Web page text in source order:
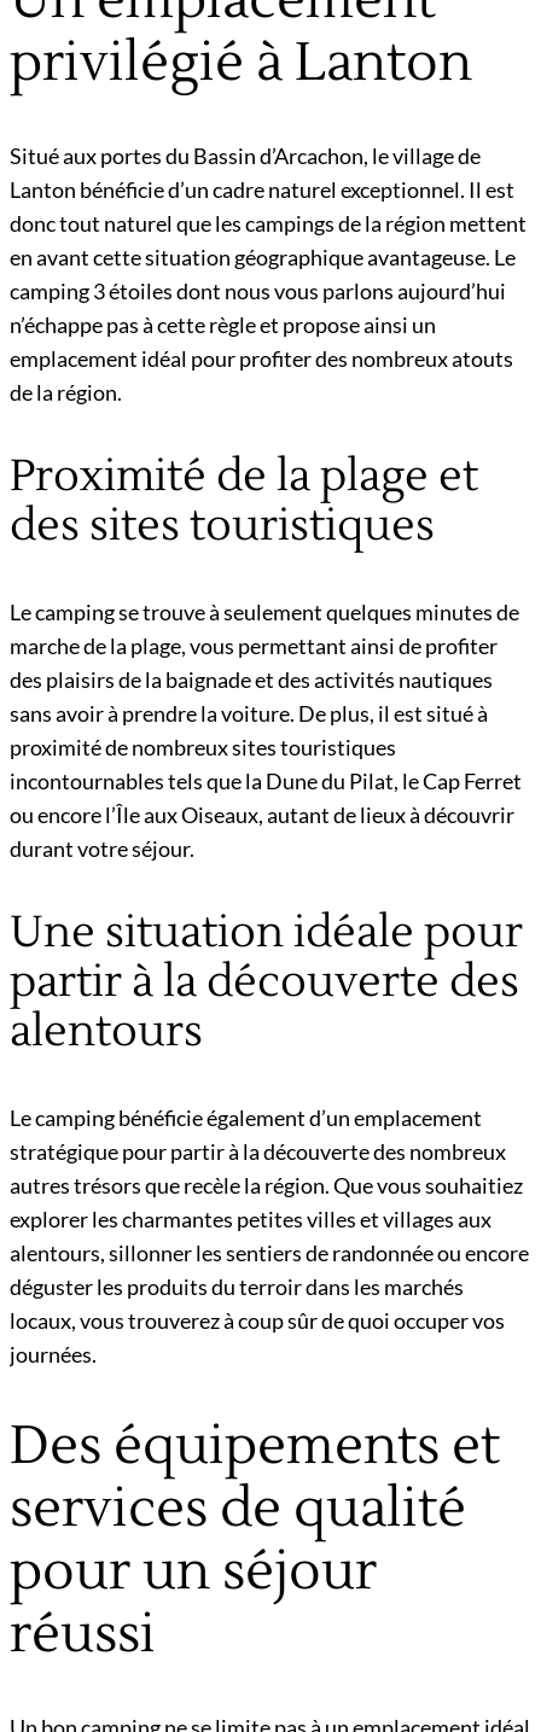
privilégié à Lanton
Situé aux portes du Bassin d’Arcachon, le village de
Lanton bénéficie d’un cadre naturel exceptionnel. Il est
donc tout naturel que les campings de la région mettent
en avant cette situation géographique avantageuse. Le
camping 3 étoiles dont nous vous parlons aujourd’hui
n’échappe pas à cette règle et propose ainsi un
emplacement idéal pour profiter des nombreux atouts
de la région.
Proximité de la plage et
des sites touristiques
Le camping se trouve à seulement quelques minutes de
marche de la plage, vous permettant ainsi de profiter
des plaisirs de la baignade et des activités nautiques
sans avoir à prendre la voiture. De plus, il est situé à
proximité de nombreux sites touristiques
incontournables tels que la Dune du Pilat, le Cap Ferret
ou encore l’Île aux Oiseaux, autant de lieux à découvrir
durant votre séjour.
Une situation idéale pour
partir à la découverte des
alentours
Le camping bénéficie également d’un emplacement
stratégique pour partir à la découverte des nombreux
autres trésors que recèle la région. Que vous souhaitiez
explorer les charmantes petites villes et villages aux
alentours, sillonner les sentiers de randonnée ou encore
déguster les produits du terroir dans les marchés
locaux, vous trouverez à coup sûr de quoi occuper vos
journées.
Des équipements et
services de qualité
pour un séjour
réussi
Un bon camping ne se limite pas à un emplacement idéal